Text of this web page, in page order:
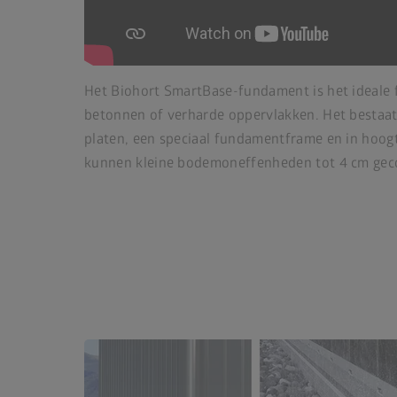
Het Biohort SmartBase-fundament is het
betonnen of verharde oppervlakken. Het
platen, een speciaal fundamentframe en in
kunnen kleine bodemoneffenheden tot 4 cm